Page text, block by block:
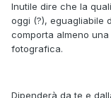
Inutile dire che la
oggi (?), eguagliabile
comporta almeno
fotografica.
Dipenderà da te e